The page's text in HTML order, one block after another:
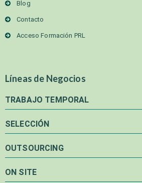
Blog
Contacto
Acceso Formación PRL
Líneas de Negocios
TRABAJO TEMPORAL
SELECCIÓN
OUTSOURCING
ON SITE